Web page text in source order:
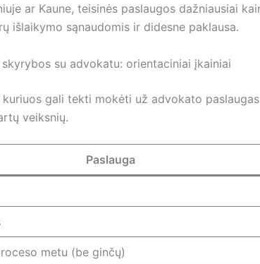
ar Kaune, teisinės paslaugos dažniausiai
išlaikymo sąnaudomis ir didesne paklausa.
su advokatu: orientaciniai įkainiai
gali tekti mokėti už advokato
veiksnių.
Paslauga
metu (be ginčų)